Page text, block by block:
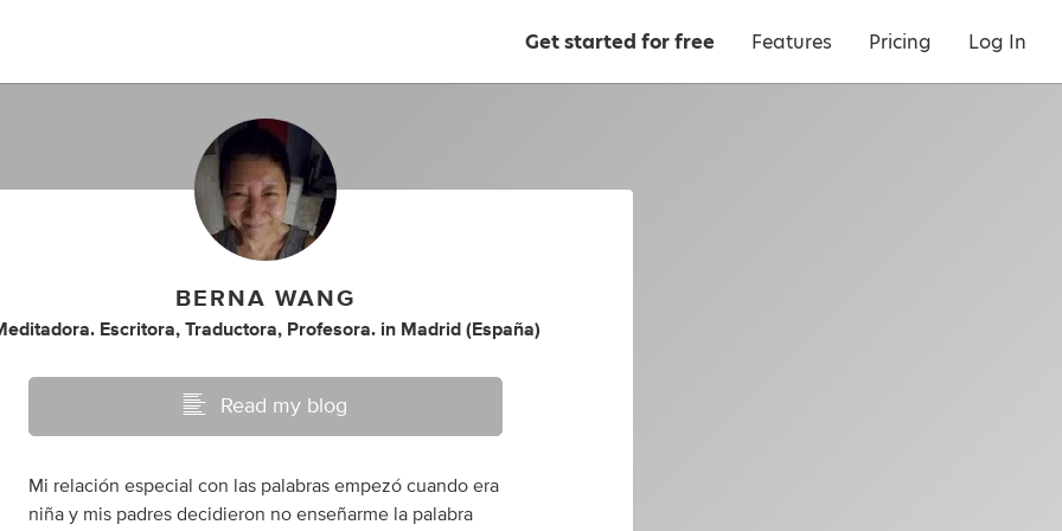
Get started for free Features Pricing Log In
BERNA WANG
Escritora, Traductora, Profesora. in Madrid (España)
Read my blog
Mi relación especial con las palabras empezó cuando era
niña y mis padres decidieron no enseñarme la palabra